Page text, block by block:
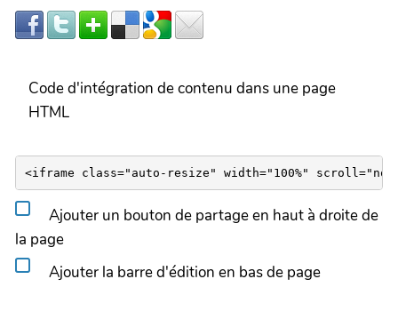
Code d'intégration de contenu dans une page
HTML
Ajouter un bouton de partage en haut à droite de
la page
Ajouter la barre d'édition en bas de page